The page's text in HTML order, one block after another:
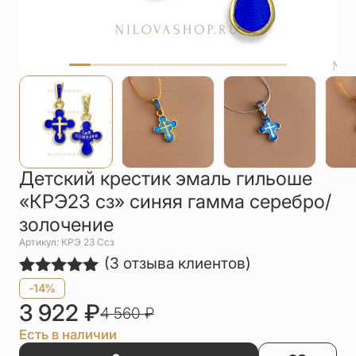
Цепи
Шнурки на
шею
Другое
Детский крестик эмаль гильоше
«КРЭ23 сз» синяя гамма серебро/
золочение
Артикул: КРЭ 23 Cсз
Рейтинг
5.00из 5
на основе
опроса
3
пользователей
(3 отзыва клиентов)
-14%
3 922 ₽4 560₽
Есть в наличии